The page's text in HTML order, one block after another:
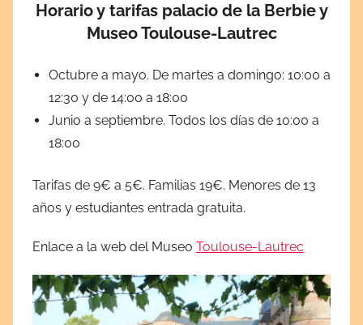
Horario y tarifas palacio de la Berbie y
Museo Toulouse-Lautrec
Octubre a mayo. De martes a domingo: 10:00 a
12:30 y de 14:00 a 18:00
Junio a septiembre. Todos los días de 10:00 a
18:00
Tarifas de 9€ a 5€. Familias 19€. Menores de 13
años y estudiantes entrada gratuita.
Enlace a la web del Museo Toulouse-Lautrec